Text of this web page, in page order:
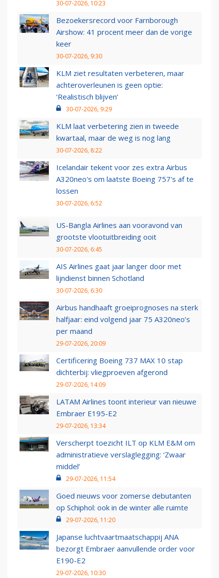
30-07-2026, 10:23
Bezoekersrecord voor Farnborough
Airshow: 41 procent meer dan de vorige
keer
30-07-2026, 9:30
KLM ziet resultaten verbeteren, maar
achteroverleunen is geen optie:
‘Realistisch blijven’
30-07-2026, 9:29
KLM laat verbetering zien in tweede
kwartaal, maar de weg is nog lang
30-07-2026, 8:22
Icelandair tekent voor zes extra Airbus
A320neo's om laatste Boeing 757's af te
lossen
30-07-2026, 6:52
US-Bangla Airlines aan vooravond van
grootste vlootuitbreiding ooit
30-07-2026, 6:45
AIS Airlines gaat jaar langer door met
lijndienst binnen Schotland
30-07-2026, 6:30
Airbus handhaaft groeiprognoses na sterk
halfjaar: eind volgend jaar 75 A320neo’s
per maand
29-07-2026, 20:09
Certificering Boeing 737 MAX 10 stap
dichterbij: vliegproeven afgerond
29-07-2026, 14:09
LATAM Airlines toont interieur van nieuwe
Embraer E195-E2
29-07-2026, 13:34
Verscherpt toezicht ILT op KLM E&M om
administratieve verslaglegging: ‘Zwaar
middel’
29-07-2026, 11:54
Goed nieuws voor zomerse debutanten
op Schiphol: ook in de winter alle ruimte
29-07-2026, 11:20
Japanse luchtvaartmaatschappij ANA
bezorgt Embraer aanvullende order voor
E190-E2
29-07-2026, 10:30